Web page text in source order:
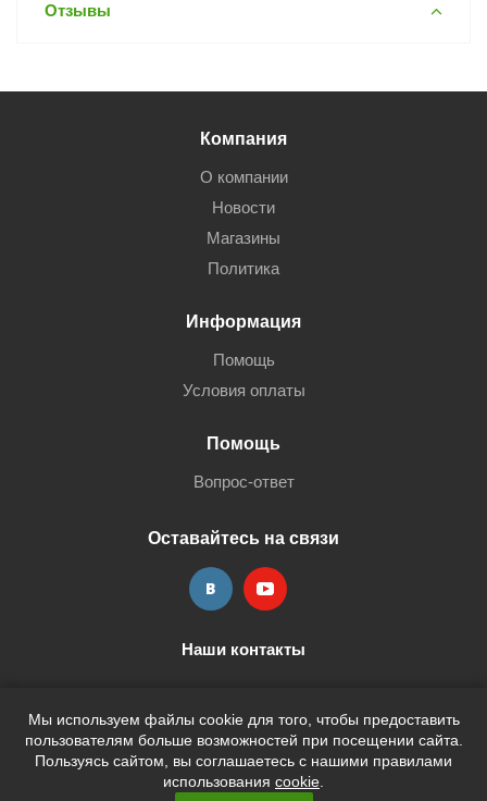
Отзывы
Мы используем файлы cookie для того, чтобы предоставить
пользователям больше возможностей при посещении сайта.
Пользуясь сайтом, вы соглашаетесь с нашими правилами
использования cookie
Компания
О компании
Новости
Магазины
Политика
Информация
Помощь
Условия оплаты
Помощь
Вопрос-ответ
Оставайтесь на связи
Наши контакты